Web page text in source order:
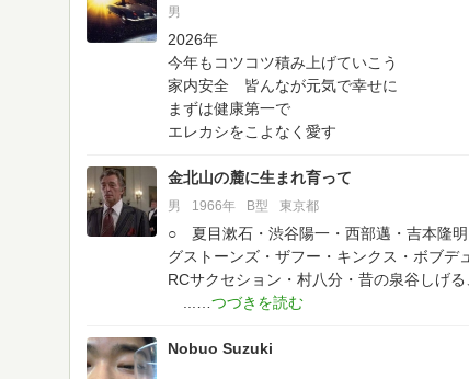
男
2026年
今年もコツコツ積み上げていこう
家内安全 皆んなが元気で幸せに
まずは健康第一で
エレカシをこよなく愛す
金北山の麓に生まれ育って
男 1966年 B型 東京都
○ 夏目漱石・渋谷陽一・西部邁・吉本隆
グストーンズ・ザフー・キンクス・ボブデ
RCサクセション・村八分・昔の泉谷しげ
Nobuo Suzuki